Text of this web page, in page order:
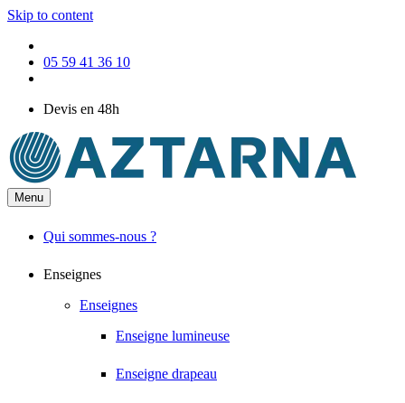
Skip to content
05 59 41 36 10
Devis en 48h
Menu
Qui sommes-nous ?
Enseignes
Enseignes
Enseigne lumineuse
Enseigne drapeau